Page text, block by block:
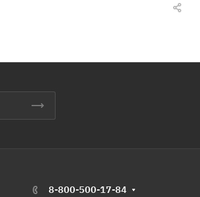
8-800-500-17-84